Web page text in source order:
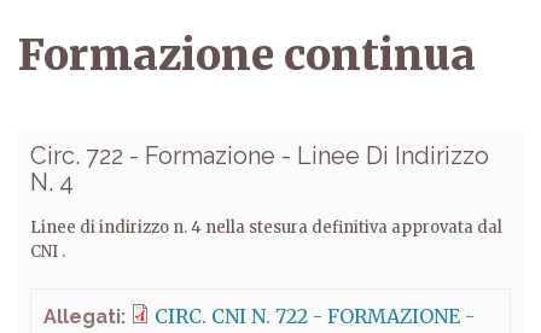
Formazione continua
Circ. 722 - Formazione - Linee Di Indirizzo
N. 4
Linee di indirizzo n. 4 nella stesura definitiva approvata dal
CNI .
Allegati:
CIRC. CNI N. 722 - FORMAZIONE -